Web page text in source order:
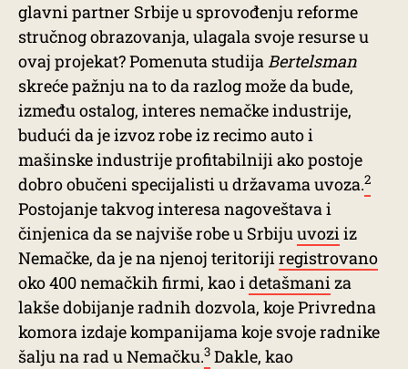
glavni partner Srbije u sprovođenju reforme
stručnog obrazovanja, ulagala svoje resurse u
ovaj projekat? Pomenuta studijaBertelsman
skreće pažnju na to da razlog može da bude,
između ostalog, interes nemačke industrije,
budući da je izvoz robe iz recimo auto i
mašinske industrije profitabilniji ako postoje
dobro obučeni specijalisti u državama uvoza.2
Postojanje takvog interesa nagoveštava i
činjenica da se najviše robe u Srbijuuvoziiz
Nemačke, da je na njenoj teritorijiregistrovano
oko 400 nemačkih firmi, kao idetašmaniza
lakše dobijanje radnih dozvola, koje Privredna
komora izdaje kompanijama koje svoje radnike
šalju na rad u Nemačku.3 Dakle, kao